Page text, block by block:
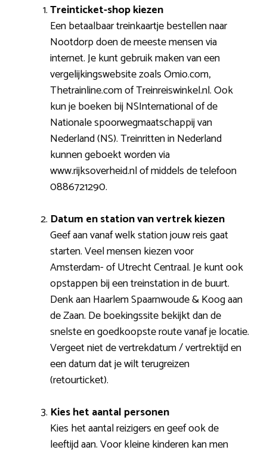
Treinticket-shop kiezen
Een betaalbaar treinkaartje bestellen naar
Nootdorp doen de meeste mensen via
internet. Je kunt gebruik maken van een
vergelijkingswebsite zoals Omio.com,
Thetrainline.com of Treinreiswinkel.nl. Ook
kun je boeken bij NSInternational of de
Nationale spoorwegmaatschappij van
Nederland (NS). Treinritten in Nederland
kunnen geboekt worden via
www.rijksoverheid.nl of middels de telefoon
0886721290.
Datum en station van vertrek kiezen
Geef aan vanaf welk station jouw reis gaat
starten. Veel mensen kiezen voor
Amsterdam- of Utrecht Centraal. Je kunt ook
opstappen bij een treinstation in de buurt.
Denk aan Haarlem Spaarnwoude & Koog aan
de Zaan. De boekingssite bekijkt dan de
snelste en goedkoopste route vanaf je locatie.
Vergeet niet de vertrekdatum / vertrektijd en
een datum dat je wilt terugreizen
(retourticket).
Kies het aantal personen
Kies het aantal reizigers en geef ook de
leeftijd aan. Voor kleine kinderen kan men